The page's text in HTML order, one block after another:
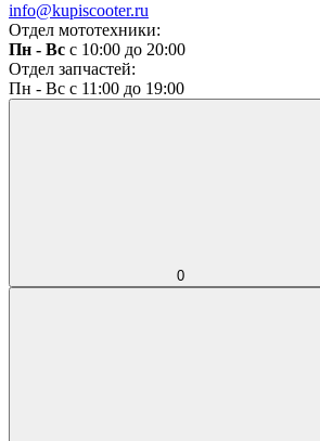
info@kupiscooter.ru
Отдел мототехники:
Пн - Вс с 10:00 до 20:00
Отдел запчастей:
Пн - Вс с 11:00 до 19:00
0